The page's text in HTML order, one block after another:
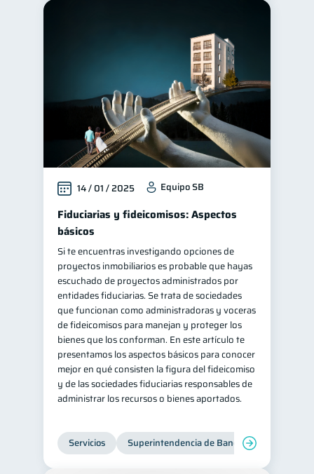
14 / 01 / 2025 Equipo SB
Fiduciarias y fideicomisos: Aspectos
básicos
Si te encuentras investigando opciones de
proyectos inmobiliarios es probable que hayas
escuchado de proyectos administrados por
entidades fiduciarias. Se trata de sociedades
que funcionan como administradoras y voceras
de fideicomisos para manejan y proteger los
bienes que los conforman. En este artículo te
presentamos los aspectos básicos para conocer
mejor en qué consisten la figura del fideicomiso
y de las sociedades fiduciarias responsables de
administrar los recursos o bienes aportados.
Servicios Superintendencia de Bancos